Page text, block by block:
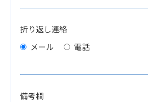
折り返し連絡
メール 電話
備考欄